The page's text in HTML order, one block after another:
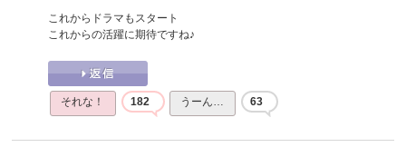
これからドラマもスタート
これからの活躍に期待ですね♪
それな！ 182 うーん… 63